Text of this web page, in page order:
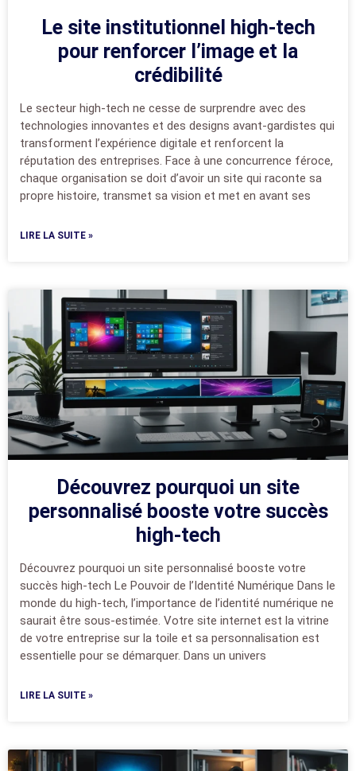
Le site institutionnel high-tech
pour renforcer l’image et la
crédibilité
Le secteur high-tech ne cesse de surprendre avec des
technologies innovantes et des designs avant-gardistes qui
transforment l’expérience digitale et renforcent la
réputation des entreprises. Face à une concurrence féroce,
chaque organisation se doit d’avoir un site qui raconte sa
propre histoire, transmet sa vision et met en avant ses
LIRE LA SUITE »
Découvrez pourquoi un site
personnalisé booste votre succès
high-tech
Découvrez pourquoi un site personnalisé booste votre
succès high-tech Le Pouvoir de l’Identité Numérique Dans le
monde du high-tech, l’importance de l’identité numérique ne
saurait être sous-estimée. Votre site internet est la vitrine
de votre entreprise sur la toile et sa personnalisation est
essentielle pour se démarquer. Dans un univers
LIRE LA SUITE »